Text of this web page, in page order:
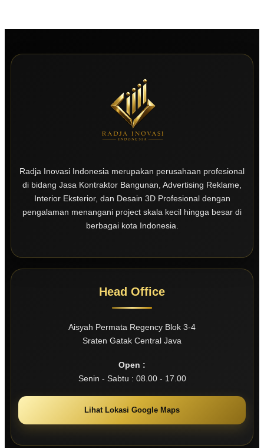
Radja Inovasi Indonesia merupakan perusahaan profesional
di bidang Jasa Kontraktor Bangunan, Advertising Reklame,
Interior Eksterior, dan Desain 3D Profesional dengan
pengalaman menangani project skala kecil hingga besar di
berbagai kota Indonesia.
Head Office
Aisyah Permata Regency Blok 3-4
Sraten Gatak Central Java
Open :
Senin - Sabtu : 08.00 - 17.00
Lihat Lokasi Google Maps